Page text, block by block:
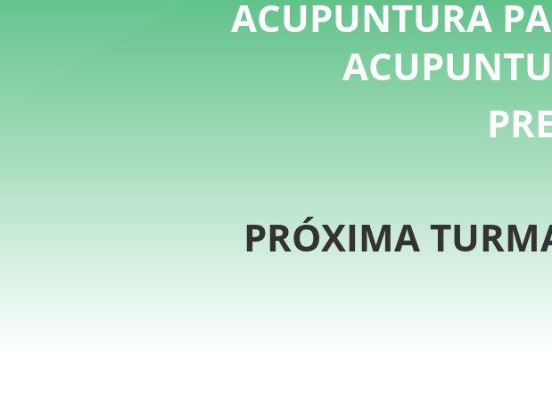
ACUPUNTURA
PRÓXIMA